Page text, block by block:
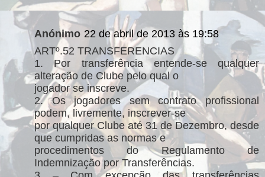
Anónimo 22 de abril de 2013 às 19:58
ARTº.52 TRANSFERENCIAS
1. Por transferência entende-se qualquer
alteração de Clube pelo qual o
jogador se inscreve.
2. Os jogadores sem contrato profissional
podem, livremente, inscrever-se
por qualquer Clube até 31 de Dezembro, desde
que cumpridas as normas e
procedimentos do Regulamento de
Indemnização por Transferências.